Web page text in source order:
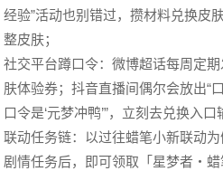
经验”活动也别错过，攒材料兑换皮
整皮肤；
社交平台蹲口令：微博超话每周定
肤体验券；抖音直播间偶尔会放出“
口令是‘元梦冲鸭’”，立刻去兑换入
联动任务链：以过往蜡笔小新联动
剧情任务后，即可领取「星梦者・